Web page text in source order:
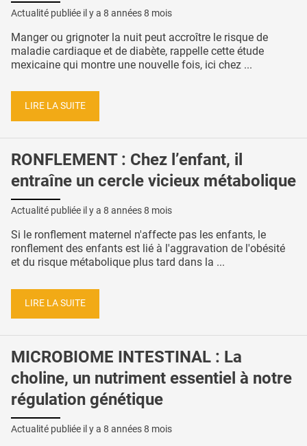
Actualité publiée il y a 8 années 8 mois
Manger ou grignoter la nuit peut accroître le risque de
maladie cardiaque et de diabète, rappelle cette étude
mexicaine qui montre une nouvelle fois, ici chez ...
LIRE LA SUITE
RONFLEMENT : Chez l’enfant, il
entraîne un cercle vicieux métabolique
Actualité publiée il y a 8 années 8 mois
Si le ronflement maternel n'affecte pas les enfants, le
ronflement des enfants est lié à l'aggravation de l'obésité
et du risque métabolique plus tard dans la ...
LIRE LA SUITE
MICROBIOME INTESTINAL : La
choline, un nutriment essentiel à notre
régulation génétique
Actualité publiée il y a 8 années 8 mois